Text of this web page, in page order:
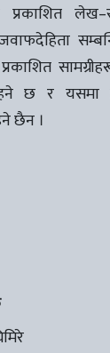
प्रकाशित
जवाफदेहिता
छ र यसमा
छैन ।